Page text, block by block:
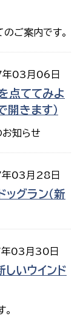
ご案内です。
03月06日
点ててみよ
開きます）
お知らせ
03月28日
グラン（新
03月30日
いウインド